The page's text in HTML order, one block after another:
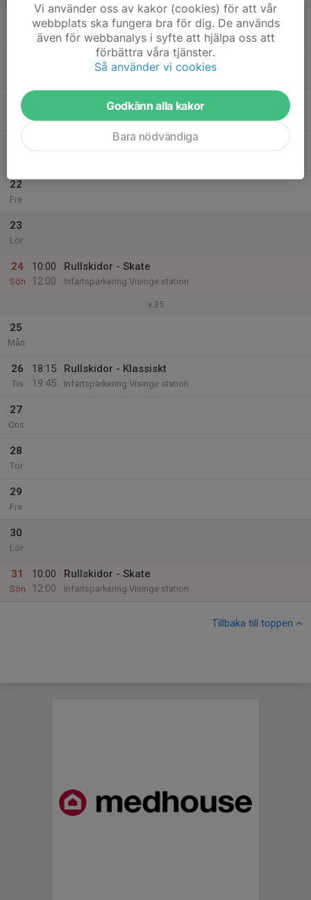
Rullskidor - Klassiskt
20
Ons
22
Fre
23
Lör
24
Sön
10:00
12:00
Rullskidor - Skate
Infartsparkering Visinge station
v.35
25
Mån
26
Tis
18:15
19:45
Rullskidor - Klassiskt
Infartsparkering Visinge station
27
Ons
28
Tor
29
Fre
30
Lör
31
Sön
10:00
12:00
Rullskidor - Skate
Infartsparkering Visinge station
Tillbaka till toppen
Vi använder oss av kakor (cookies) för att vår
webbplats ska fungera bra för dig. De används
även för webbanalys i syfte att hjälpa oss att
förbättra våra tjänster.
Så använder vi cookies
Godkänn alla kakor
Bara nödvändiga